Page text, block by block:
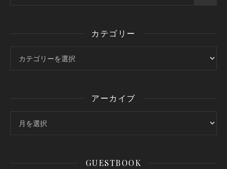
カテゴリー
アーカイブ
GUESTBOOK